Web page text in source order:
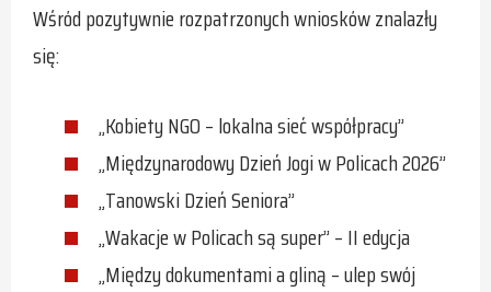
Wśród pozytywnie rozpatrzonych wniosków znalazły
się:
„Kobiety NGO – lokalna sieć współpracy”
„Międzynarodowy Dzień Jogi w Policach 2026”
„Tanowski Dzień Seniora”
„Wakacje w Policach są super” – II edycja
„Między dokumentami a gliną – ulep swój